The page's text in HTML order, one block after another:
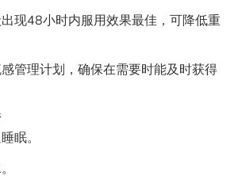
现48小时内服用效果最佳，可降低重
管理计划，确保在需要时能及时获得
眠。